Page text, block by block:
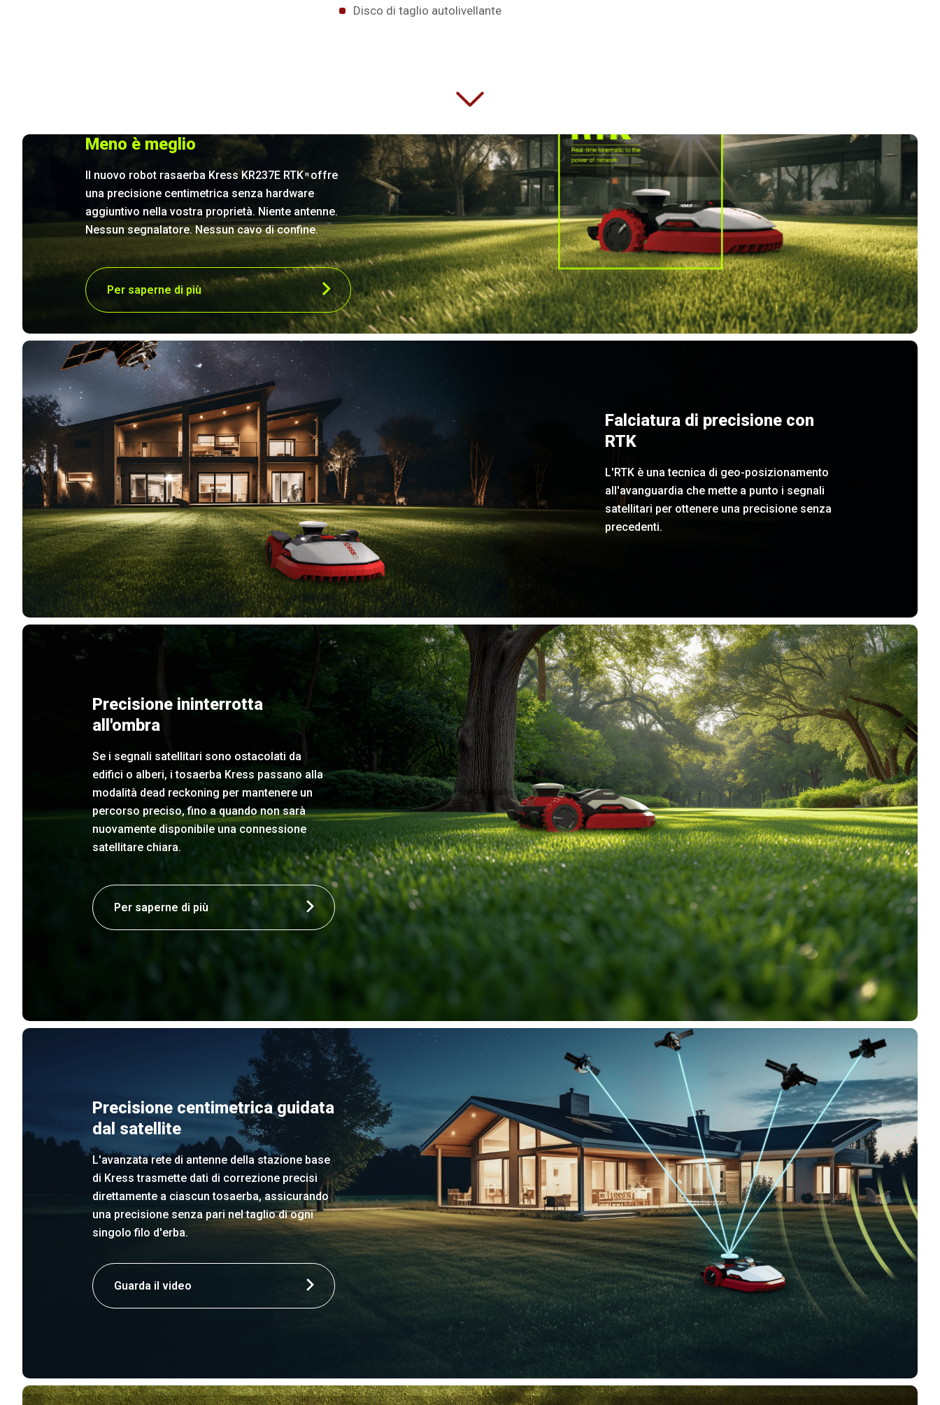
Disco di taglio autolivellante
Meno è meglio
Il nuovo robot rasaerba Kress KR237E RTK noffre
una precisione centimetrica senza hardware
aggiuntivo nella vostra proprietà. Niente antenne.
Nessun segnalatore. Nessun cavo di confine.
Per saperne di più
Falciatura di precisione con
RTK
L'RTK è una tecnica di geo-posizionamento
all'avanguardia che mette a punto i segnali
satellitari per ottenere una precisione senza
precedenti.
Precisione ininterrotta
all'ombra
Se i segnali satellitari sono ostacolati da
edifici o alberi, i tosaerba Kress passano alla
modalità dead reckoning per mantenere un
percorso preciso, fino a quando non sarà
nuovamente disponibile una connessione
satellitare chiara.
Per saperne di più
Precisione centimetrica guidata
dal satellite
L'avanzata rete di antenne della stazione base
di Kress trasmette dati di correzione precisi
direttamente a ciascun tosaerba, assicurando
una precisione senza pari nel taglio di ogni
singolo filo d'erba.
Guarda il video